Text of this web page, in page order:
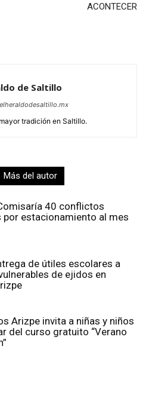
ACONTECER
de Saltillo
tradición en Saltillo.
Más del autor
40 conflictos
por estacionamiento al mes
de útiles escolares a
de ejidos en
Arizpe invita a niñas y niños
del curso gratuito “Verano